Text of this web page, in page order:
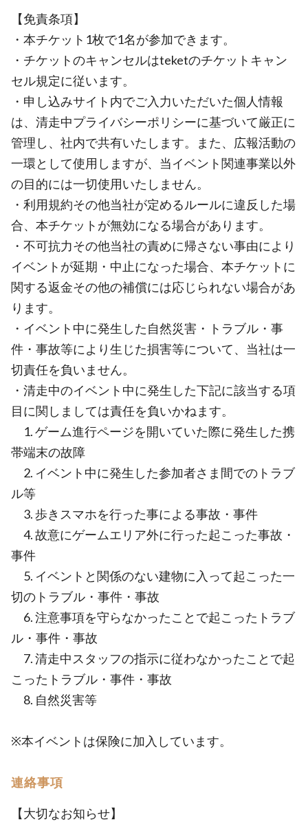
【免責条項】
・本チケット1枚で1名が参加できます。
・チケットのキャンセルはteketのチケットキャン
セル規定に従います。
・申し込みサイト内でご入力いただいた個人情報
は、清走中プライバシーポリシーに基づいて厳正に
管理し、社内で共有いたします。また、広報活動の
一環として使用しますが、当イベント関連事業以外
の目的には一切使用いたしません。
・利用規約その他当社が定めるルールに違反した場
合、本チケットが無効になる場合があります。
・不可抗力その他当社の責めに帰さない事由により
イベントが延期・中止になった場合、本チケットに
関する返金その他の補償には応じられない場合があ
ります。
・イベント中に発生した自然災害・トラブル・事
件・事故等により生じた損害等について、当社は一
切責任を負いません。
・清走中のイベント中に発生した下記に該当する項
目に関しましては責任を負いかねます。
1. ゲーム進行ページを開いていた際に発生した携
帯端末の故障
2. イベント中に発生した参加者さま間でのトラブ
ル等
3. 歩きスマホを行った事による事故・事件
4. 故意にゲームエリア外に行った起こった事故・
事件
5. イベントと関係のない建物に入って起こった一
切のトラブル・事件・事故
6. 注意事項を守らなかったことで起こったトラブ
ル・事件・事故
7. 清走中スタッフの指示に従わなかったことで起
こったトラブル・事件・事故
8. 自然災害等
※本イベントは保険に加入しています。
連絡事項
【大切なお知らせ】